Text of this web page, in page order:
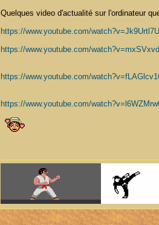
Quelques video d'actualité sur l'ordinateur
https://www.youtube.com/
https://www.youtube.com/
https://www.youtube.com/
https://www.youtube.com/